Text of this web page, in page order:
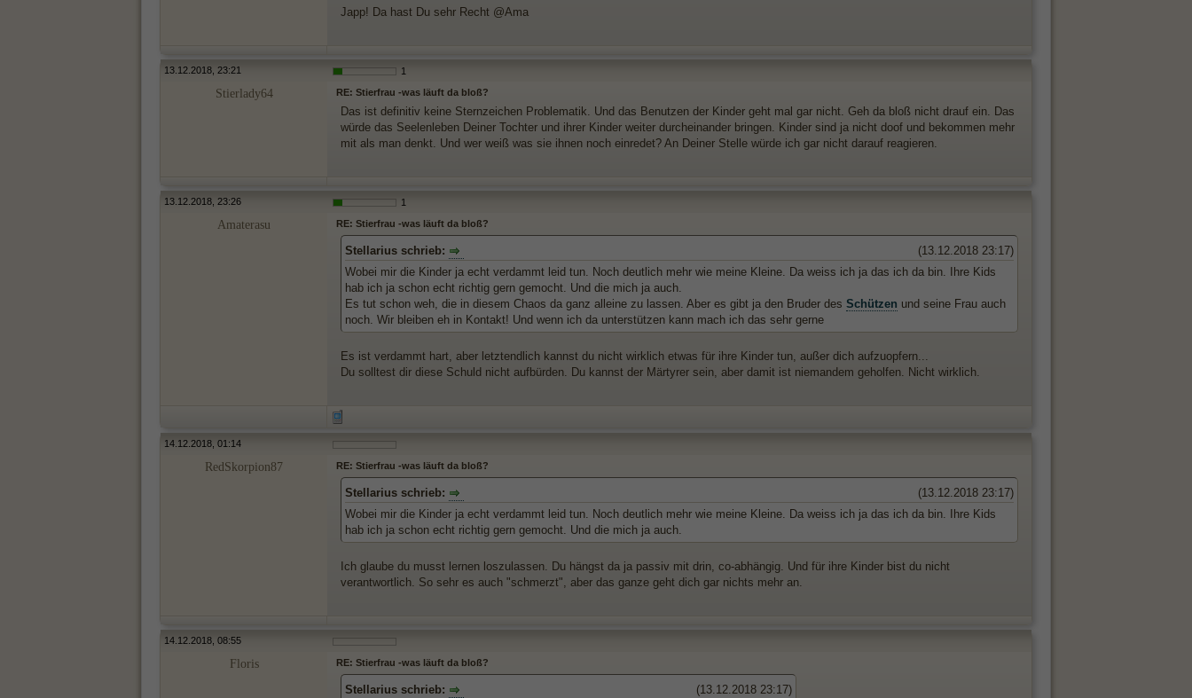
Japp! Da hast Du sehr Recht @Ama
13.12.2018, 23:21 1
Stierlady64 RE: Stierfrau -was läuft da bloß?
Das ist definitiv keine Sternzeichen Problematik. Und das Benutzen der Kinder geht mal gar nicht. Geh da bloß nicht drauf ein. Das
würde das Seelenleben Deiner Tochter und ihrer Kinder weiter durcheinander bringen. Kinder sind ja nicht doof und bekommen mehr
mit als man denkt. Und wer weiß was sie ihnen noch einredet? An Deiner Stelle würde ich gar nicht darauf reagieren.
13.12.2018, 23:26 1
Amaterasu RE: Stierfrau -was läuft da bloß?
(13.12.2018 23:17)
Stellarius schrieb:
Wobei mir die Kinder ja echt verdammt leid tun. Noch deutlich mehr wie meine Kleine. Da weiss ich ja das ich da bin. Ihre Kids
hab ich ja schon echt richtig gern gemocht. Und die mich ja auch.
Es tut schon weh, die in diesem Chaos da ganz alleine zu lassen. Aber es gibt ja den Bruder des Schützen und seine Frau auch
noch. Wir bleiben eh in Kontakt! Und wenn ich da unterstützen kann mach ich das sehr gerne
Es ist verdammt hart, aber letztendlich kannst du nicht wirklich etwas für ihre Kinder tun, außer dich aufzuopfern...
Du solltest dir diese Schuld nicht aufbürden. Du kannst der Märtyrer sein, aber damit ist niemandem geholfen. Nicht wirklich.
14.12.2018, 01:14
RedSkorpion87 RE: Stierfrau -was läuft da bloß?
(13.12.2018 23:17)
Stellarius schrieb:
Wobei mir die Kinder ja echt verdammt leid tun. Noch deutlich mehr wie meine Kleine. Da weiss ich ja das ich da bin. Ihre Kids
hab ich ja schon echt richtig gern gemocht. Und die mich ja auch.
Ich glaube du musst lernen loszulassen. Du hängst da ja passiv mit drin, co-abhängig. Und für ihre Kinder bist du nicht
verantwortlich. So sehr es auch "schmerzt", aber das ganze geht dich gar nichts mehr an.
14.12.2018, 08:55
Floris RE: Stierfrau -was läuft da bloß?
(13.12.2018 23:17)
Stellarius schrieb: